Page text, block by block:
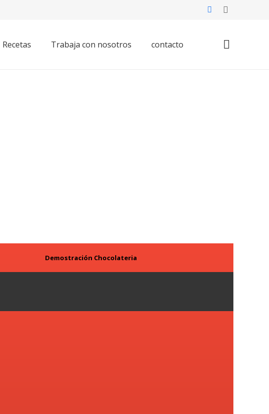
Recetas Trabaja con nosotros contacto
Demostración Chocolateria